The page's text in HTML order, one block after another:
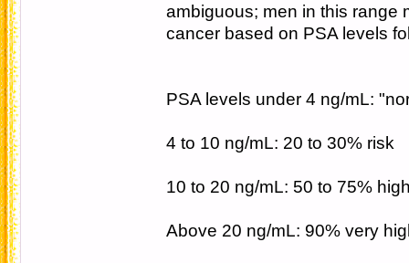
ambiguous; men in this range
cancer based on PSA levels
PSA levels under 4 ng/mL:
4 to 10 ng/mL: 20 to 30% risk
10 to 20 ng/mL: 50 to 75%
Above 20 ng/mL: 90% very